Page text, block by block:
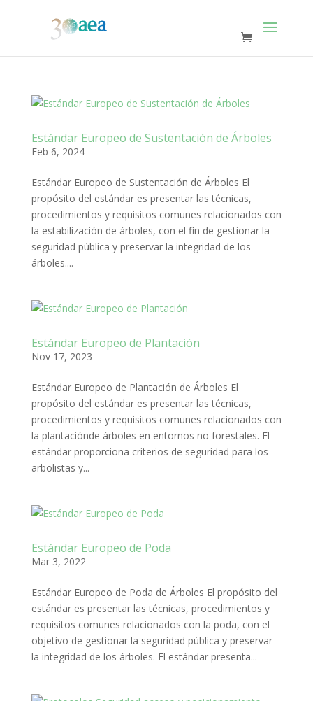
Estándar Europeo de Sustentación de Árboles
Feb 6, 2024
Estándar Europeo de Sustentación de Árboles El
propósito del estándar es presentar las técnicas,
procedimientos y requisitos comunes relacionados con
la estabilización de árboles, con el fin de gestionar la
seguridad pública y preservar la integridad de los
árboles....
Estándar Europeo de Plantación
Nov 17, 2023
Estándar Europeo de Plantación de Árboles El
propósito del estándar es presentar las técnicas,
procedimientos y requisitos comunes relacionados con
la plantaciónde árboles en entornos no forestales. El
estándar proporciona criterios de seguridad para los
arbolistas y...
Estándar Europeo de Poda
Mar 3, 2022
Estándar Europeo de Poda de Árboles El propósito del
estándar es presentar las técnicas, procedimientos y
requisitos comunes relacionados con la poda, con el
objetivo de gestionar la seguridad pública y preservar
la integridad de los árboles. El estándar presenta...